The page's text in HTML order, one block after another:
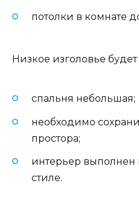
потолки в комнате
Низкое изголовье
спальня небольшая;
необходимо
простора;
интерьер
стиле.